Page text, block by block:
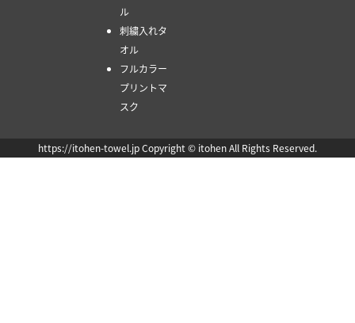
ル
刺繍入れタ
オル
フルカラー
プリントマ
スク
https://itohen-towel.jp Copyright © itohen All Rights Reserved.